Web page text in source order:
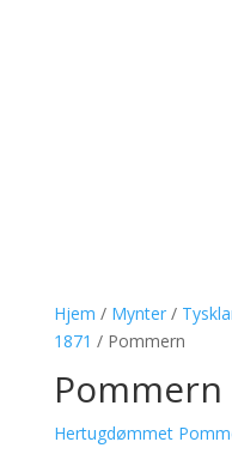
Hjem / Mynter/
1871 / Pommern
Pommern
Hertugdømmet